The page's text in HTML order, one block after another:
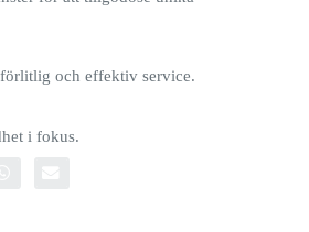
och effektiv service.
i fokus.